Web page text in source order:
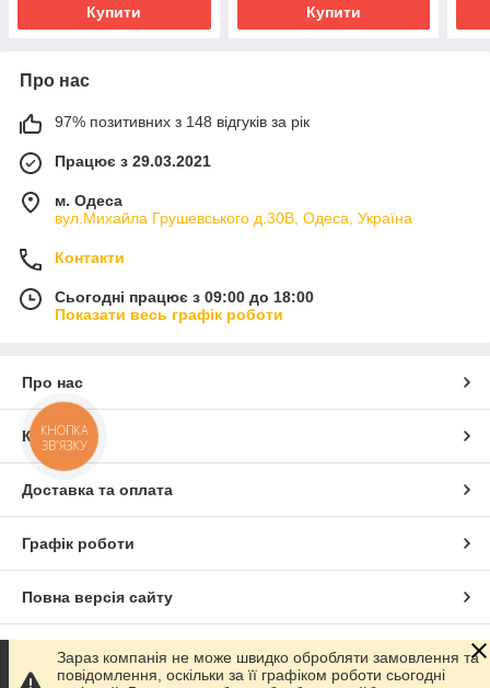
Купити Купити
Про нас
97% позитивних з 148 відгуків за рік
Працює з 29.03.2021
м. Одеса
вул.Михайла Грушевського д.30В, Одеса, Україна
Контакти
Сьогодні працює з 09:00 до 18:00
Показати весь графік роботи
Про нас
Контакти
Доставка та оплата
Графік роботи
Повна версія сайту
Сайт створено на маркетплейсі Prom.ua
Зараз компанія не може швидко обробляти замовлення та
повідомлення, оскільки за її графіком роботи сьогодні
КНОПКА
ЗВ'ЯЗКУ